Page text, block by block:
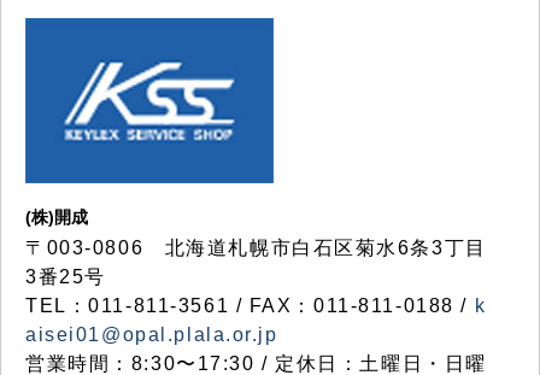
(株)開成
〒003-0806 北海道札幌市白石区菊水6条3丁目
3番25号
TEL：011-811-3561 / FAX：011-811-0188 / k
aisei01@opal.plala.or.jp
営業時間：8:30〜17:30 / 定休日：土曜日・日曜